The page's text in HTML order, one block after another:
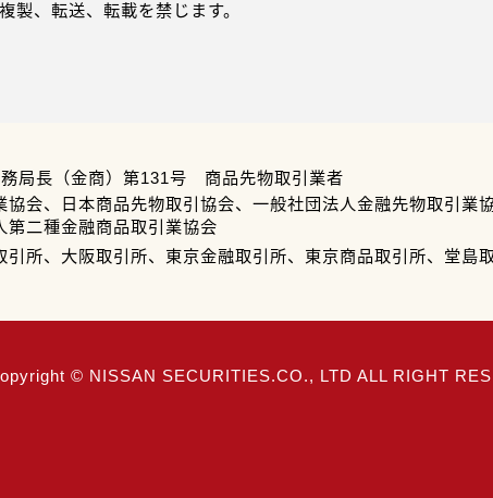
、転送、転載を禁じます。
局長（金商）第131号 商品先物取引業者
協会、日本商品先物取引協会、一般社団法人金融先物取引業
第二種金融商品取引業協会
引所、大阪取引所、東京金融取引所、東京商品取引所、堂島
© NISSAN SECURITIES.CO., LTD ALL RIGHT